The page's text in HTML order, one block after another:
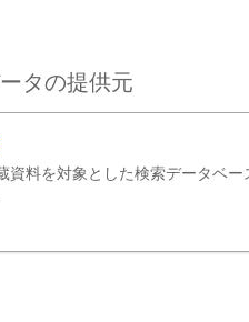
タの提供元
料を対象とした検索データベー